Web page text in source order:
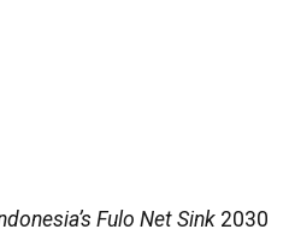
Fulo Net Sink 2030